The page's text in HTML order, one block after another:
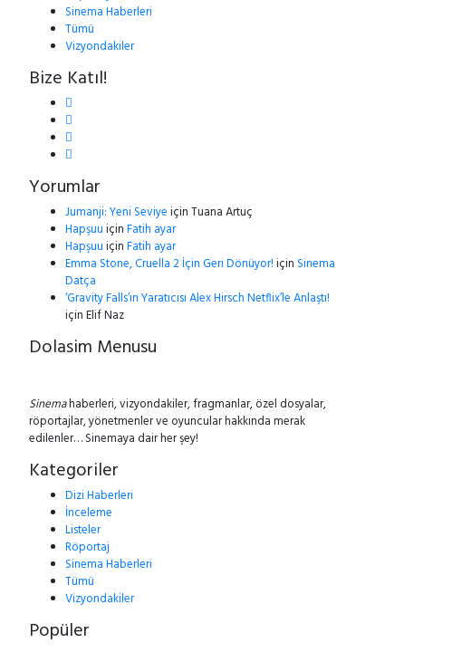
Sinema Haberleri
Tümü
Vizyondakiler
Bize Katıl!
Yorumlar
Jumanji: Yeni SeviyeiçinTuana Artuç
HapşuuiçinFatih ayar
HapşuuiçinFatih ayar
Emma Stone, Cruella 2 İçin Geri Dönüyor!için Sinema
Datça
‘Gravity Falls’ın Yaratıcısı Alex Hirsch Netflix’le Anlaştı!
içinElif Naz
Dolasim Menusu
Sinemahaberleri, vizyondakiler, fragmanlar, özel dosyalar,
röportajlar, yönetmenler ve oyuncular hakkında merak
edilenler… Sinemaya dair her şey!
Kategoriler
Dizi Haberleri
İnceleme
Listeler
Röportaj
Sinema Haberleri
Tümü
Vizyondakiler
Popüler